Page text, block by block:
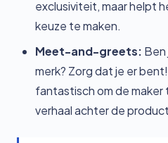
exclusiviteit, maar helpt
keuze te maken.
Meet-and-greets:
merk? Zorg dat je er
fantastisch om de
verhaal achter de